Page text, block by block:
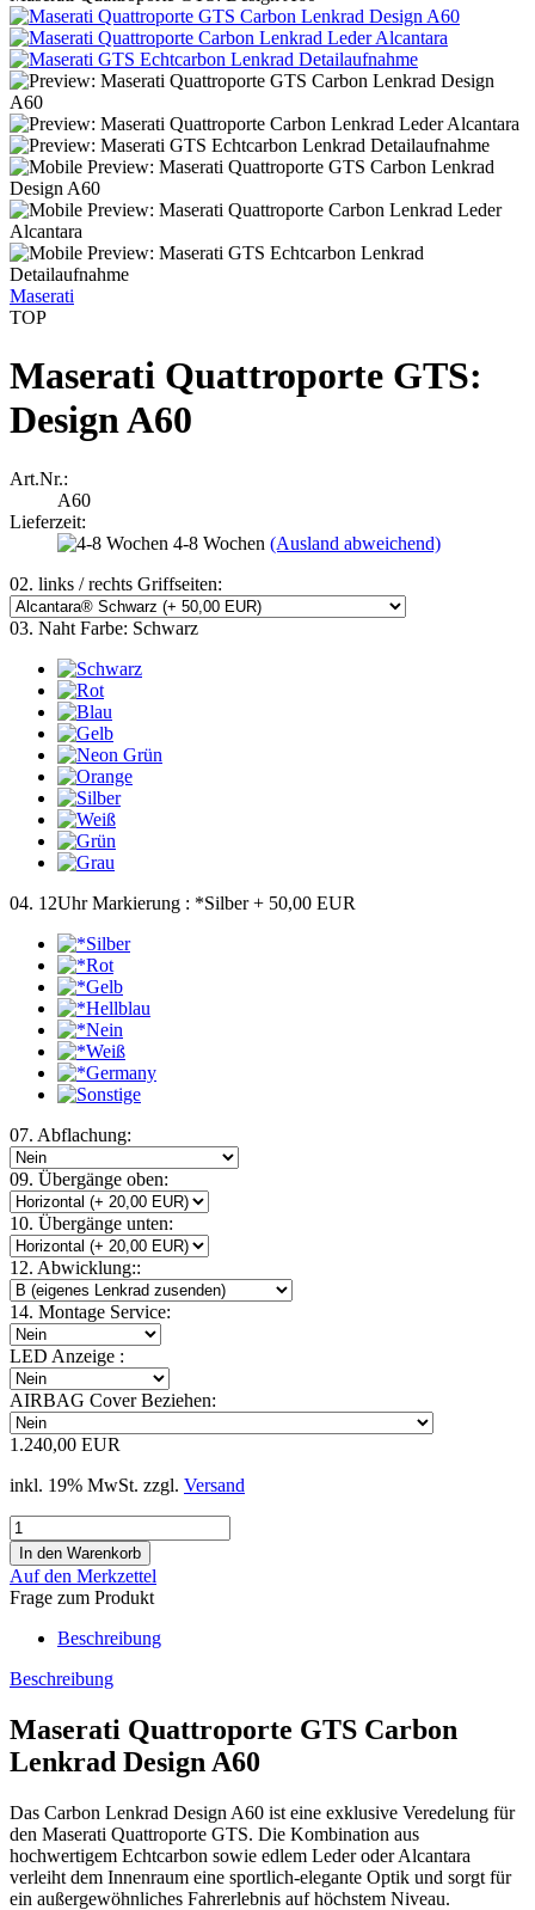
Maserati
TOP
Maserati Quattroporte GTS:
Design A60
Art.Nr.:
A60
Lieferzeit:
4-8 Wochen (Ausland abweichend)
02. links / rechts Griffseiten:
03. Naht Farbe: Schwarz
04. 12Uhr Markierung : *Silber + 50,00 EUR
07. Abflachung:
09. Übergänge oben:
10. Übergänge unten:
12. Abwicklung::
14. Montage Service:
LED Anzeige :
AIRBAG Cover Beziehen:
1.240,00 EUR
inkl. 19% MwSt. zzgl. Versand
Auf den Merkzettel
Frage zum Produkt
Beschreibung
Beschreibung
Maserati Quattroporte GTS Carbon
Lenkrad Design A60
Das Carbon Lenkrad Design A60 ist eine exklusive Veredelung für
den Maserati Quattroporte GTS. Die Kombination aus
hochwertigem Echtcarbon sowie edlem Leder oder Alcantara
verleiht dem Innenraum eine sportlich-elegante Optik und sorgt für
ein außergewöhnliches Fahrerlebnis auf höchstem Niveau.